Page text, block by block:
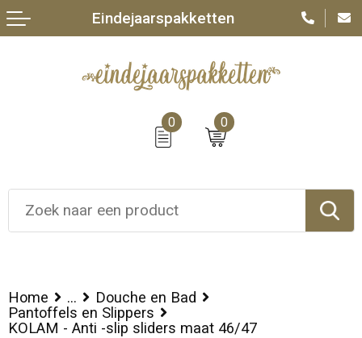
0 0
Eindejaarspakketten
Home ...
Douche en Bad
Pantoffels en Slippers
KOLAM - Anti -slip sliders maat 46/47